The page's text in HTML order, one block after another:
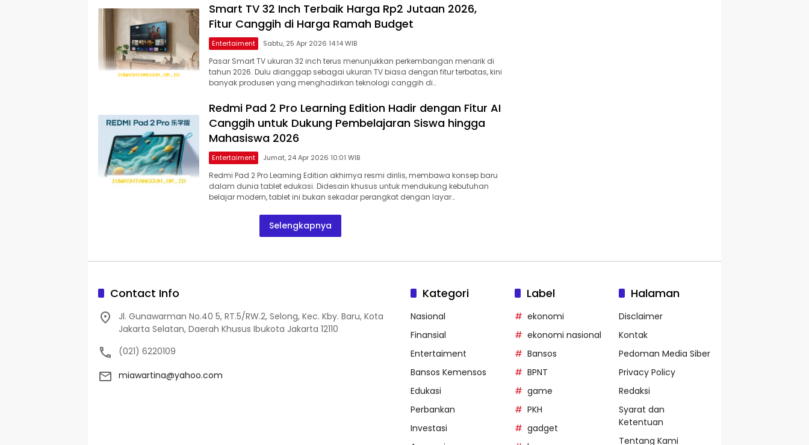
Smart TV 32 Inch Terbaik Harga Rp2 Jutaan 2026,
Fitur Canggih di Harga Ramah Budget
Entertaiment Sabtu, 25 Apr 2026 14:14 WIB
Pasar Smart TV ukuran 32 inch terus menunjukkan perkembangan menarik di
tahun 2026. Dulu dianggap sebagai ukuran TV biasa dengan fitur terbatas, kini
banyak produsen yang menghadirkan teknologi canggih di…
Redmi Pad 2 Pro Learning Edition Hadir dengan Fitur AI
Canggih untuk Dukung Pembelajaran Siswa hingga
Mahasiswa 2026
Entertaiment Jumat, 24 Apr 2026 10:01 WIB
Redmi Pad 2 Pro Learning Edition akhirnya resmi dirilis, membawa konsep baru
dalam dunia tablet edukasi. Didesain khusus untuk mendukung kebutuhan
belajar modern, tablet ini bukan sekadar perangkat dengan layar…
Selengkapnya
Contact Info
Jl. Gunawarman No.40 5, RT.5/RW.2, Selong, Kec. Kby. Baru, Kota
Jakarta Selatan, Daerah Khusus Ibukota Jakarta 12110
(021) 6220109
miawartina@yahoo.com
Kategori
Nasional
Finansial
Entertaiment
Bansos Kemensos
Edukasi
Perbankan
Investasi
Label
ekonomi
ekonomi nasional
Bansos
BPNT
game
PKH
gadget
Halaman
Disclaimer
Kontak
Pedoman Media Siber
Privacy Policy
Redaksi
Syarat dan
Ketentuan
Tentang Kami